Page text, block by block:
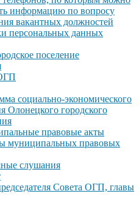
информацию по вопросу
вакантных должностей
персональных данных
поселение
социально-экономического
Олонецкого городского
правовые акты
муниципальных правовых
слушания
Совета ОГП, главы